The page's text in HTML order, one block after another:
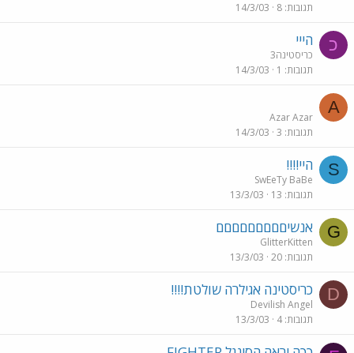
תגובות 8
14/3/03
כ הייי
כריסטינה3
תגובות 1
14/3/03
A
Azar Azar
תגובות 3
14/3/03
S היי!!!!
SwEeTy BaBe
תגובות 13
13/3/03
G אנשיםםםםםםםםם
GlitterKitten
תגובות 20
13/3/03
D כריסטינה אגילרה שולטת!!!!
Devilish Angel
תגובות 4
13/3/03